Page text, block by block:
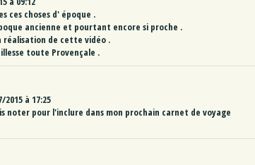
ces choses d' époque .
ancienne et pourtant encore si proche .
réalisation de cette vidéo .
toute Provençale .
2015 à 17:25
pour l'inclure dans mon prochain carnet de voyage